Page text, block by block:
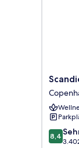
Scandic
City
Centre
8.4
von
8,4